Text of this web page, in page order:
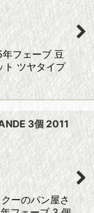
フェーブ 豆
ト ツヤタイプ
3個 2011
ーのパン屋さ